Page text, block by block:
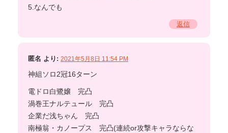
5.なんでも
返信
匿名 より: 2021年5月8日 11:54 PM
神組ソロ2冠16ターン
電ドロ白鷺嬢 完凸
渦巻王ナルテュール 完凸
企業だ浅ちゃん 完凸
南極翁・カノープス 完凸(連続or攻撃キャラならな